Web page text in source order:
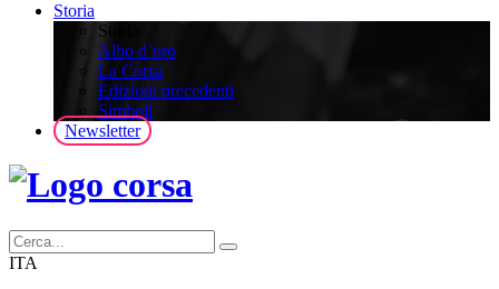
Storia
Storia
Albo d’oro
La Corsa
Edizioni precedenti
Simboli
Newsletter
ITA